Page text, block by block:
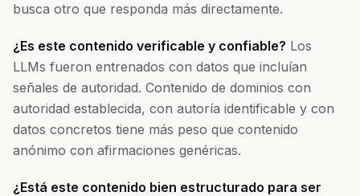
busca otro que responda más directamente.
¿Es este contenido verificable y confiable? Los
LLMs fueron entrenados con datos que incluían
señales de autoridad. Contenido de dominios con
autoridad establecida, con autoría identificable y con
datos concretos tiene más peso que contenido
anónimo con afirmaciones genéricas.
¿Está este contenido bien estructurado para ser